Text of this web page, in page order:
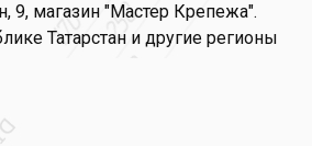
9, магазин "Мастер Крепежа".
Татарстан и другие регионы